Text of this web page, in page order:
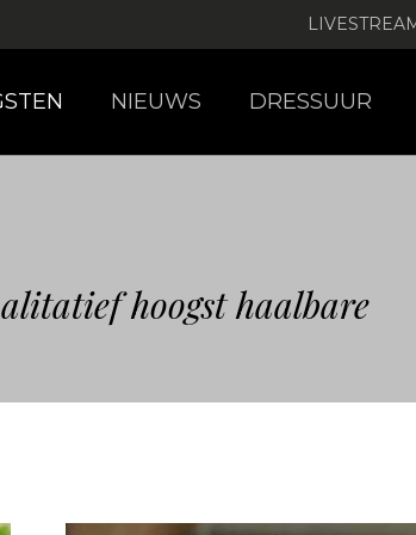
NIEUWS DRESSUUR
hoogst haalbare